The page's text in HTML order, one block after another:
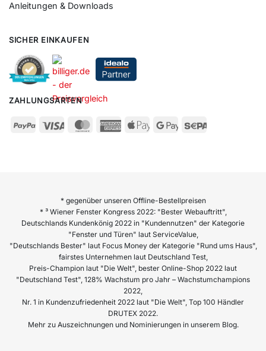
Anleitungen & Downloads
SICHER EINKAUFEN
ZAHLUNGSARTEN
* gegenüber unseren Offline-Bestellpreisen
* ³ Wiener Fenster Kongress 2022: "Bester Webauftritt",
Deutschlands Kundenkönig 2022 in "Kundennutzen" der Kategorie
"Fenster und Türen" laut ServiceValue,
"Deutschlands Bester" laut Focus Money der Kategorie "Rund ums Haus",
fairstes Unternehmen laut Deutschland Test,
Preis-Champion laut "Die Welt", bester Online-Shop 2022 laut
"Deutschland Test", 128% Wachstum pro Jahr – Wachstumchampions
2022,
Nr. 1 in Kundenzufriedenheit 2022 laut "Die Welt", Top 100 Händler
DRUTEX 2022.
Mehr zu Auszeichnungen und Nominierungen in unserem Blog.